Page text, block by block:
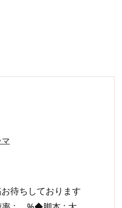
待ちしております